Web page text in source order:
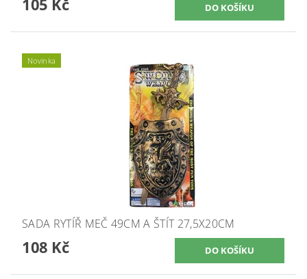
Novinka
SADA RYTÍŘ MEČ 49CM A ŠTÍT 27,5X20CM
108 Kč